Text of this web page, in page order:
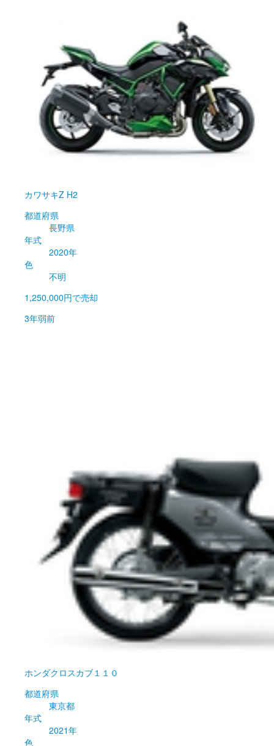
カワサキZ H2
都道府県
長野県
年式
2020年
色
不明
1,250,000円で売却
3年弱前
ホンダクロスカブ１１０
都道府県
東京都
年式
2021年
色